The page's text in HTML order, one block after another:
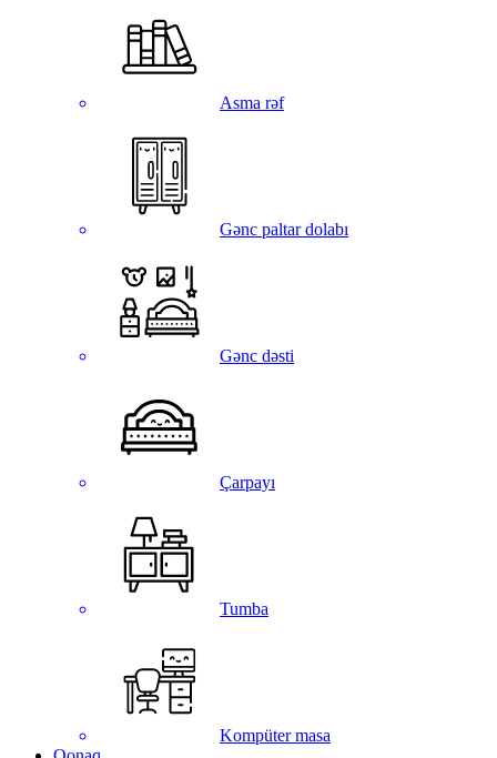
Asma rəf
Gənc paltar dolabı
Gənc dəsti
Çarpayı
Tumba
Kompüter masa